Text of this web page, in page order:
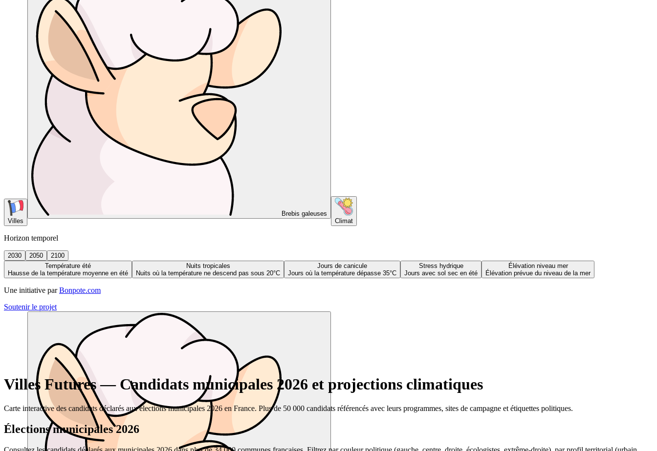
Villes
Brebis galeuses
Climat
Horizon temporel
2030 2050
2100
Température été
Hausse de la température moyenne en été
Nuits tropicales
Nuits où la température ne descend pas sous 20°C
Jours de canicule
Jours où la température dépasse 35°C
Stress hydrique
Jours avec sol sec en été
Élévation niveau mer
Élévation prévue du niveau de la mer
Une initiative par Bonpote.com
Soutenir le projet
Villes Futures — Candidats municipales 2026 et projections climatiques
Carte interactive des candidats déclarés aux élections municipales 2026 en France. Plus de 50 000 candidats référencés avec leurs programmes, sites de campagne et étiquettes politiques.
Élections municipales 2026